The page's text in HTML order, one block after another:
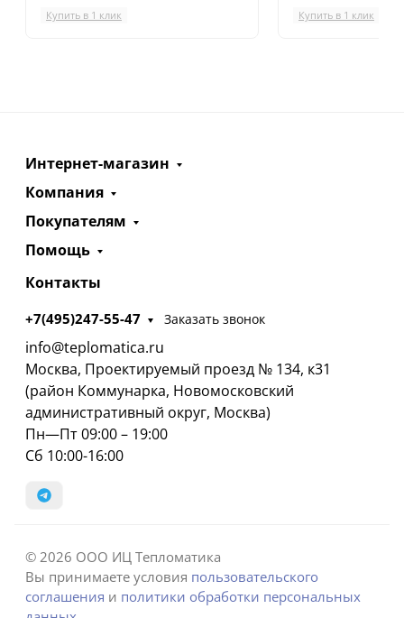
Купить в 1 клик Купить в 1 клик
Интернет-магазин
Компания
Покупателям
Помощь
Контакты
+7(495)247-55-47 Заказать звонок
info@teplomatica.ru
Москва, Проектируемый проезд № 134, к31
(район Коммунарка, Новомосковский
административный округ, Москва)
Пн—Пт 09:00 – 19:00
Сб 10:00-16:00
© 2026 ООО ИЦ Тепломатика
Вы принимаете условия пользовательского
соглашения и политики обработки персональных